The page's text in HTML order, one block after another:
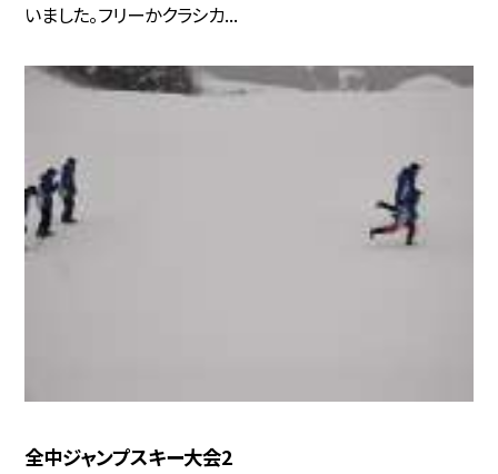
いました。フリーかクラシカ...
全中ジャンプスキー大会2